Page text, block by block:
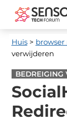
Huis>
verwijderen
BEDREIGING